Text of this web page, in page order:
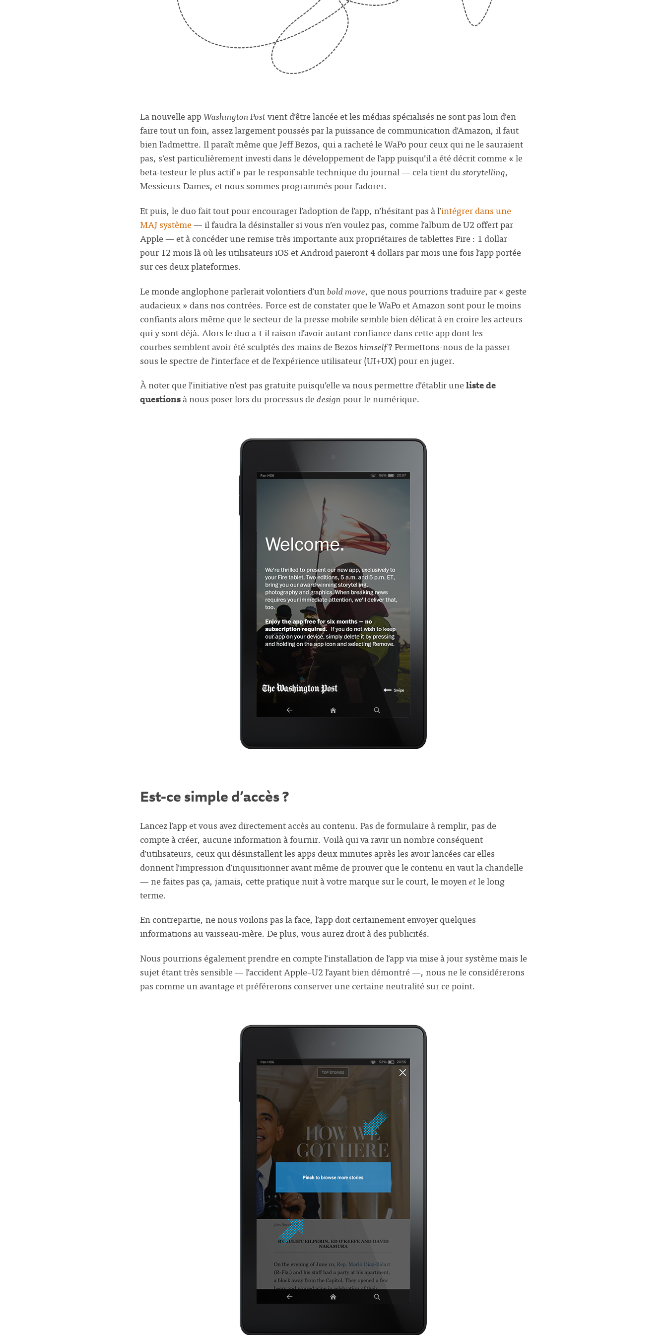
La nouvelle appWashington Postvient d’être lancée et les médias spécialisés ne sont pas loin d’en
faire tout un foin, assez largement poussés par la puissance de communication d’Amazon, il faut
bien l’admettre. Il paraît même que Jeff Bezos, qui a racheté le WaPo pour ceux qui ne le sauraient
pas, s’est particulièrement investi dans le développement de l’app puisqu’il a été décrit comme « le
beta-testeur le plus actif » par le responsable technique du journal — cela tient dustorytelling,
Messieurs-Dames, et nous sommes programmés pour l’adorer.
Et puis, le duo fait tout pour encourager l’adoption de l’app, n’hésitant pas à l’intégrer dans une
MAJ système— il faudra la désinstaller si vous n’en voulez pas, comme l’album de U2 offert par
Apple — et à concéder une remise très importante aux propriétaires de tablettes Fire : 1 dollar
pour 12 mois là où les utilisateurs iOS et Android paieront 4 dollars par mois une fois l’app portée
sur ces deux plateformes.
Le monde anglophone parlerait volontiers d’unbold move, que nous pourrions traduire par « geste
audacieux » dans nos contrées. Force est de constater que le WaPo et Amazon sont pour le moins
confiants alors même que le secteur de la presse mobile semble bien délicat à en croire les acteurs
qui y sont déjà. Alors le duo a-t-il raison d’avoir autant confiance dans cette app dont les
courbes semblent avoir été sculptés des mains de Bezoshimself? Permettons-nous de la passer
sous le spectre de l’interface et de l’expérience utilisateur (UI+UX) pour en juger.
À noter que l’initiative n’est pas gratuite puisqu’elle va nous permettre d’établir uneliste de
questionsà nous poser lors du processus dedesignpour le numérique.
Est-ce simple d’accès ?
Lancez l’app et vous avez directement accès au contenu. Pas de formulaire à remplir, pas de
compte à créer, aucune information à fournir. Voilà qui va ravir un nombre conséquent
d’utilisateurs, ceux qui désinstallent les apps deux minutes après les avoir lancées car elles
donnent l’impression d’inquisitionner avant même de prouver que le contenu en vaut la chandelle
— ne faites pas ça, jamais, cette pratique nuit à votre marque sur le court, le moyenetle long
terme.
En contrepartie, ne nous voilons pas la face, l’app doit certainement envoyer quelques
informations au vaisseau-mère. De plus, vous aurez droit à des publicités.
Nous pourrions également prendre en compte l’installation de l’app via mise à jour système mais le
sujet étant très sensible — l’accident Apple–U2 l’ayant bien démontré —, nous ne le considérerons
pas comme un avantage et préférerons conserver une certaine neutralité sur ce point.